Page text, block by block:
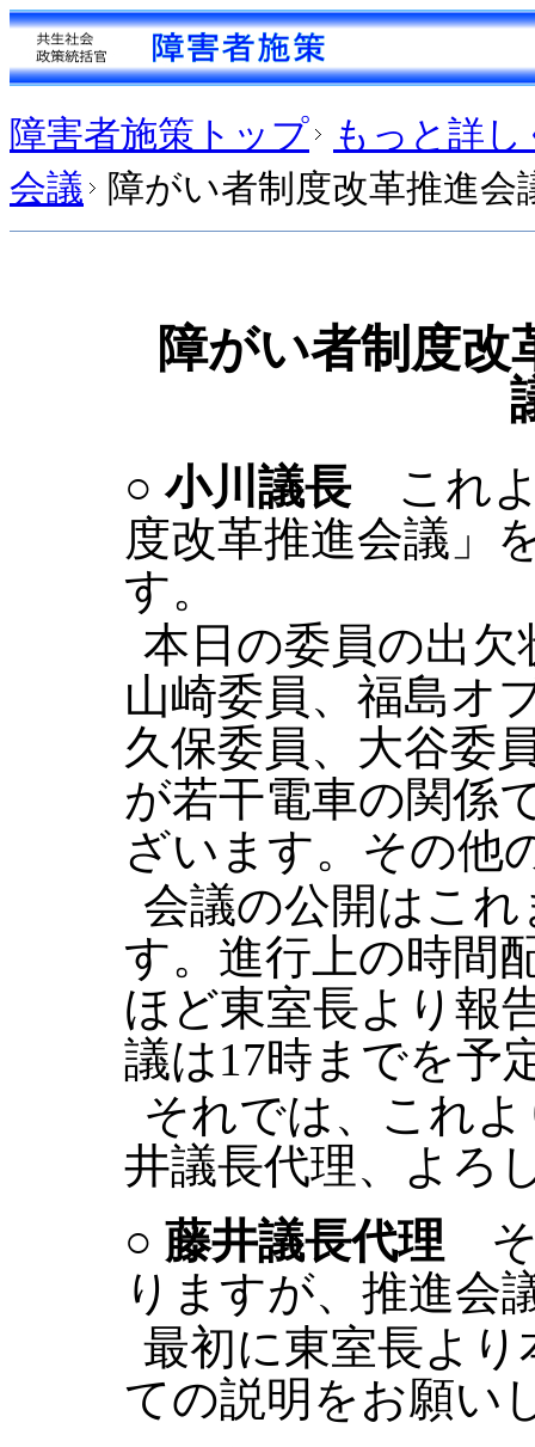
障害者施策トップ
もっと詳し
会議
障がい者制度改革推進会
障がい者制度改
○小川議長これよ
度改革推進会議」
す。
本日の委員の出
山崎委員、福島オ
久保委員、大谷委
が若干電車の関係
ざいます。その他
会議の公開はこ
す。進行上の時間
ほど東室長より報
議は17時までを予
それでは、これ
井議長代理、よろ
○藤井議長代理 そ
りますが、推進会
最初に東室長よ
ての説明をお願い